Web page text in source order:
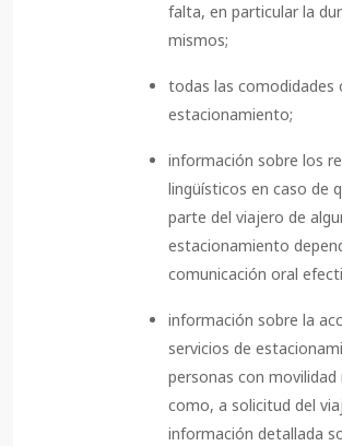
falta, en particular la
mismos;
todas las comodidades
estacionamiento;
información sobre los
lingüísticos en caso de
parte del viajero de
estacionamiento
comunicación oral
información sobre la
servicios de
personas con movilidad
como, a solicitud del
información detallada